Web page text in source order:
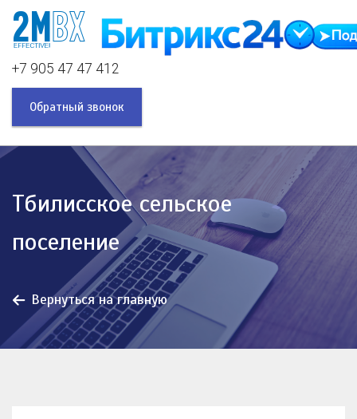
+7 905 47 47 412
Обратный звонок
Тбилисское сельское
поселение
Вернуться на главную